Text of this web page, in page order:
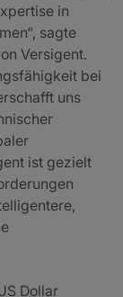
in
sagte
Versigent.
bei
uns
ist gezielt
Dollar